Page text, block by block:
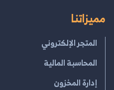
مميزاتنا
المتجر الإلكتروني
المحاسبة المالية
إدارة المخزون